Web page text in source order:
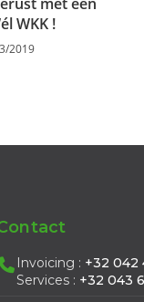
WKK !
2019
Invoicing : +32 042
Services : +32 043